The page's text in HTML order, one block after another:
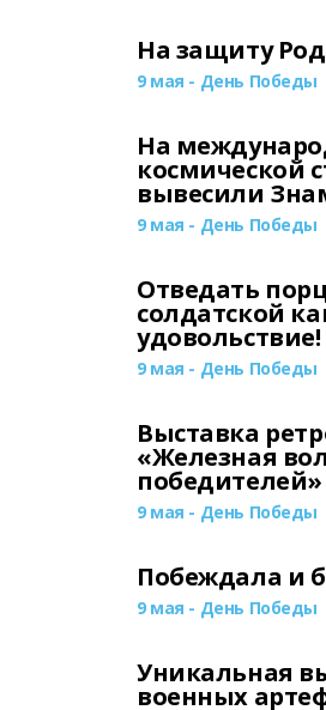
На защиту
9 мая - День Победы
На
космической
вывесили
9 мая - День Победы
Отведать
солдатcкой
удовольствие!
9 мая - День Победы
Выставка
«Железная
победителей»
9 мая - День Победы
Побеждала и
9 мая - День Победы
Уникальная
военных